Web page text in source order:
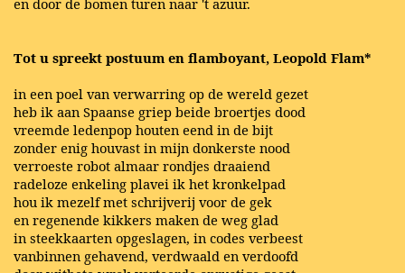
en door de bomen turen naar 't azuur.
Tot u spreekt postuum en flamboyant, Leopold Flam*
in een poel van verwarring op de wereld gezet
heb ik aan Spaanse griep beide broertjes dood
vreemde ledenpop houten eend in de bijt
zonder enig houvast in mijn donkerste nood
verroeste robot almaar rondjes draaiend
radeloze enkeling plavei ik het kronkelpad
hou ik mezelf met schrijverij voor de gek
en regenende kikkers maken de weg glad
in steekkaarten opgeslagen, in codes verbeest
vanbinnen gehavend, verdwaald en verdoofd